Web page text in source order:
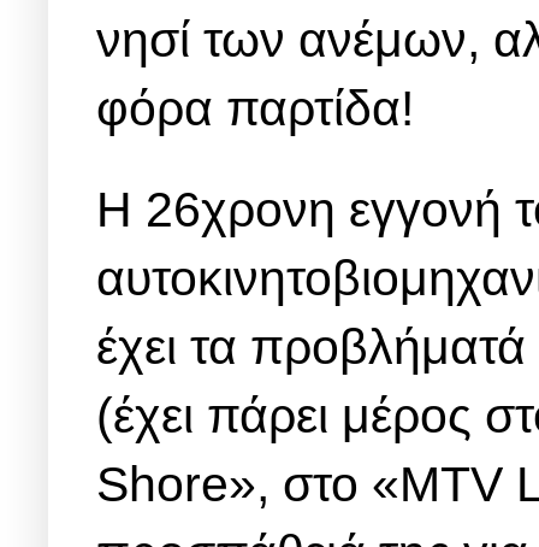
νησί των ανέμων,
φόρα παρτίδα!
Η 26χρονη εγγονή
έχει τα προβλήματά
(έχει πάρει μέρος
Shore», στο «MTV